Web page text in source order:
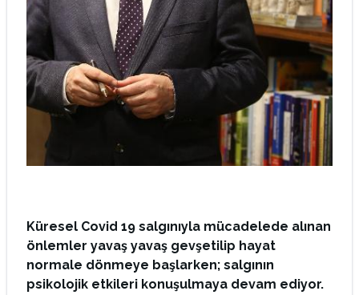
Küresel Covid 19 salgınıyla mücadelede alınan
önlemler yavaş yavaş gevşetilip hayat
normale dönmeye başlarken; salgının
psikolojik etkileri konuşulmaya devam ediyor.